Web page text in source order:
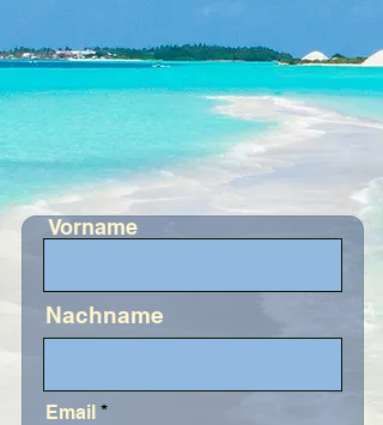
Vorname
Nachname
Email